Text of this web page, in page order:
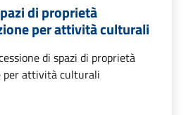
di proprietà
per attività culturali
di spazi di proprietà
per attività culturali